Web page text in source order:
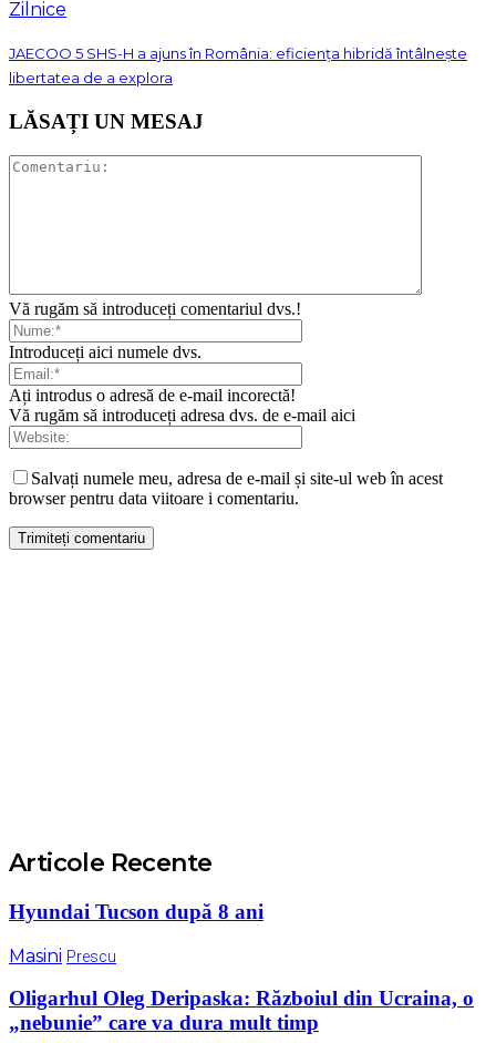
Zilnice
JAECOO 5 SHS-H a ajuns în România: eficiența hibridă întâlnește
libertatea de a explora
LĂSAȚI UN MESAJ
Vă rugăm să introduceți comentariul dvs.!
Introduceți aici numele dvs.
Ați introdus o adresă de e-mail incorectă!
Vă rugăm să introduceți adresa dvs. de e-mail aici
Salvați numele meu, adresa de e-mail și site-ul web în acest
browser pentru data viitoare i comentariu.
Articole Recente
Hyundai Tucson după 8 ani
Masini Prescu
Oligarhul Oleg Deripaska: Războiul din Ucraina, o
„nebunie” care va dura mult timp